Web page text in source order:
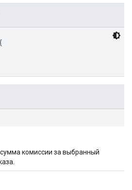
комиссии за выбранный